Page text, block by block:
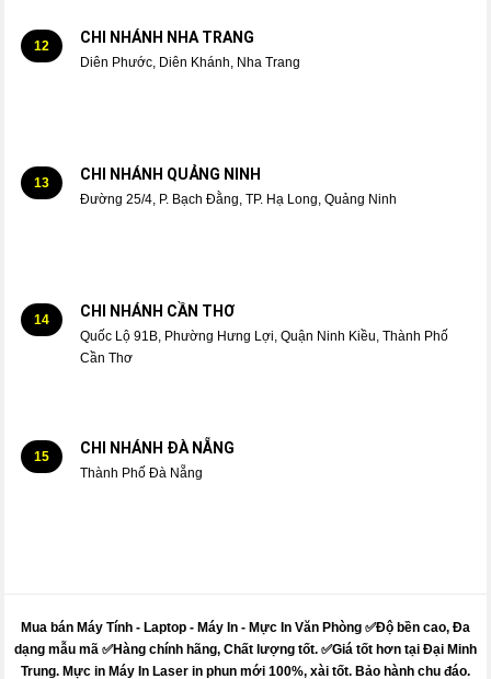
12 CHI NHÁNH NHA TRANG
Diên Phước, Diên Khánh, Nha Trang
13 CHI NHÁNH QUẢNG NINH
Đường 25/4, P. Bạch Đằng, TP. Hạ Long, Quảng Ninh
14 CHI NHÁNH CẦN THƠ
Quốc Lộ 91B, Phường Hưng Lợi, Quận Ninh Kiều, Thành Phố
Cần Thơ
15 CHI NHÁNH ĐÀ NẴNG
Thành Phố Đà Nẵng
Mua bán Máy Tính - Laptop - Máy In - Mực In Văn Phòng ✅Độ bền cao, Đa
dạng mẫu mã ✅Hàng chính hãng, Chất lượng tốt. ✅Giá tốt hơn tại Đại Minh
Trung. Mực in Máy In Laser in phun mới 100%, xài tốt. Bảo hành chu đáo.